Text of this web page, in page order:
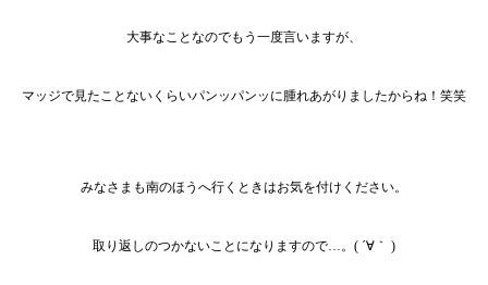
大事なことなのでもう一度言いますが、
マッジで見たことないくらいパンッパンッに腫れあがりましたからね！笑笑
みなさまも南のほうへ行くときはお気を付けください。
取り返しのつかないことになりますので…。( ´∀｀ )